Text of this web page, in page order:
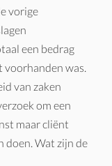
vorige
een bedrag
voorhanden was.
van zaken
om een
maar cliënt
doen. Wat zijn de